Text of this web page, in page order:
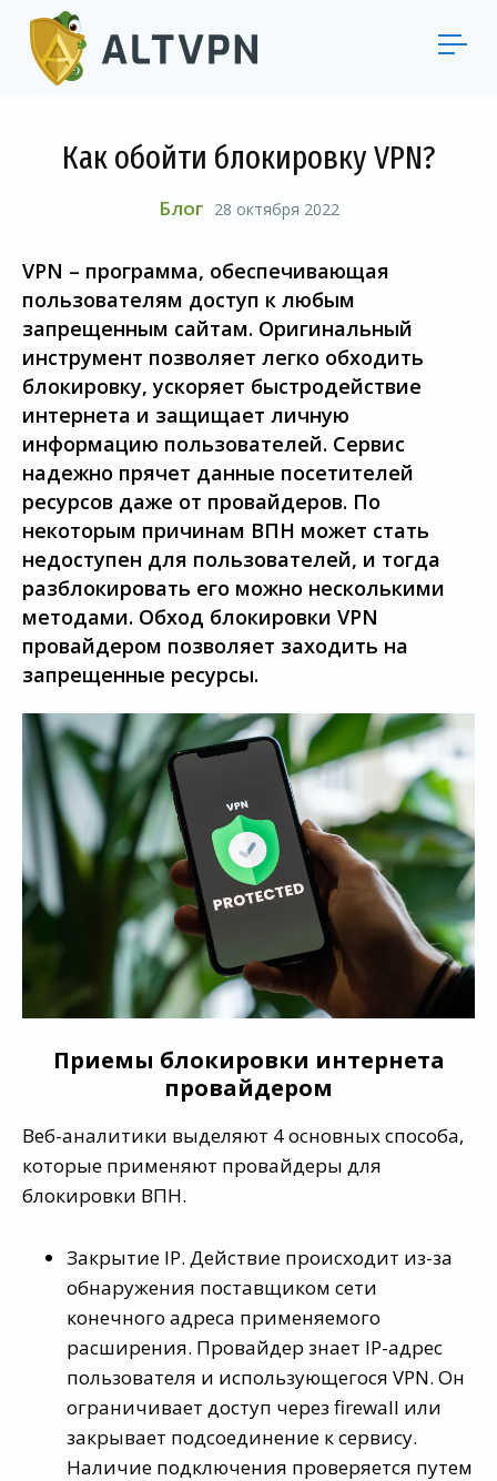
Как обойти блокировку VPN?
Блог 28 октября 2022
VPN – программа, обеспечивающая
пользователям доступ к любым
запрещенным сайтам. Оригинальный
инструмент позволяет легко обходить
блокировку, ускоряет быстродействие
интернета и защищает личную
информацию пользователей. Сервис
надежно прячет данные посетителей
ресурсов даже от провайдеров. По
некоторым причинам ВПН может стать
недоступен для пользователей, и тогда
разблокировать его можно несколькими
методами. Обход блокировки VPN
провайдером позволяет заходить на
запрещенные ресурсы.
Приемы блокировки интернета
провайдером
Веб-аналитики выделяют 4 основных способа,
которые применяют провайдеры для
блокировки ВПН.
Закрытие IP. Действие происходит из-за
обнаружения поставщиком сети
конечного адреса применяемого
расширения. Провайдер знает IP-адрес
пользователя и использующегося VPN. Он
ограничивает доступ через firewall или
закрывает подсоединение к сервису.
Наличие подключения проверяется путем